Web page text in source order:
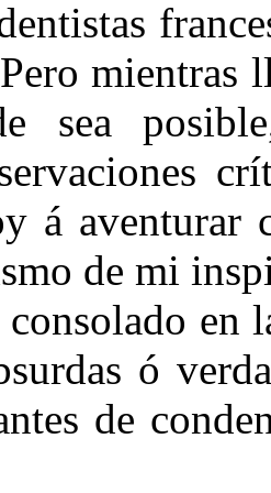
mientras
sea
á aventurar
de mi
en
ó
de